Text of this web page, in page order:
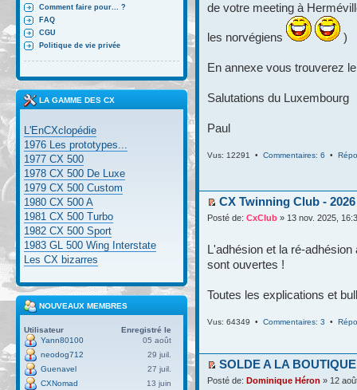
Comment faire pour... ?
FAQ
CGU
Politique de vie privée
LA GAMME DES CX
L'EnCXclopédie
1976 Les prototypes...
1977 CX 500
1978 CX 500 De Luxe
1979 CX 500 Custom
1980 CX 500 A
1981 CX 500 Turbo
1982 CX 500 Sport
1983 GL 500 Wing Interstate
Les CX bizarres
NOUVEAUX MEMBRES
Utilisateur
Enregistré le
Yann80100
05 août
neodog712
29 juil.
Guenavel
27 juil.
CXNomad
13 juin
de votre meeting à
les norvégiens )
En annexe vous trouverez
Salutations du Luxembourg
Paul
Vus: 12291 • Commentaires: 6 •
CX Twinning Club - 2026
Posté de: CxClub » 13 nov. 2025,
L'adhésion et la ré-
sont ouvertes !
Toutes les explications et
Vus: 64349 • Commentaires: 3 •
SOLDE A LA BOUTIQUE
Posté de: Dominique Héron » 12